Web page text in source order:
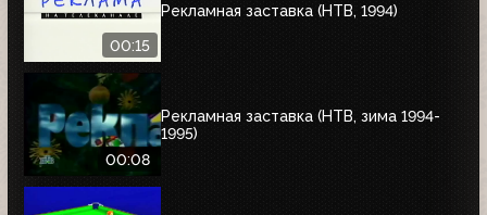
00:15
Рекламная заставка (НТВ, 1994)
00:08
Рекламная заставка (НТВ, зима 1994-
1995)